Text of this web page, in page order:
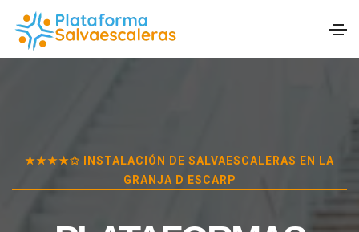
★★★★✩ INSTALACIÓN DE SALVAESCALERAS EN
LA
GRANJA D ESCARP